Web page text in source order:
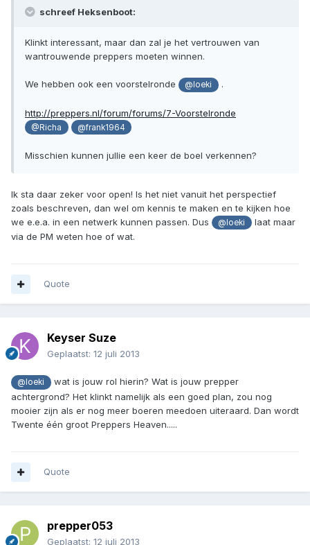
schreef Heksenboot:
Klinkt interessant, maar dan zal je het vertrouwen van
wantrouwende preppers moeten winnen.
We hebben ook een voorstelronde @loeki .
http://preppers.nl/forum/forums/7-Voorstelronde
@Richa @frank1964
Misschien kunnen jullie een keer de boel verkennen?
Ik sta daar zeker voor open! Is het niet vanuit het perspectief
zoals beschreven, dan wel om kennis te maken en te kijken hoe
we e.e.a. in een netwerk kunnen passen. Dus
@loeki
laat maar
via de PM weten hoe of wat.
Quote
Keyser Suze
Geplaatst: 12 juli 2013
@loeki
wat is jouw rol hierin? Wat is jouw prepper
achtergrond? Het klinkt namelijk als een goed plan, zou nog
mooier zijn als er nog meer boeren meedoen uiteraard. Dan wordt
Twente één groot Preppers Heaven.....
Quote
prepper053
Geplaatst: 12 juli 2013